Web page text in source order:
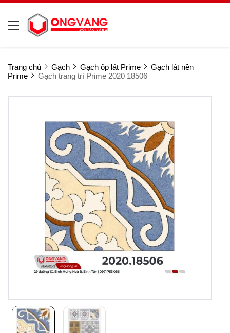
Trang chủ Gạch Gạch ốp lát Prime
Gạch lát nền
Prime
Gạch trang trí Prime 2020 18506